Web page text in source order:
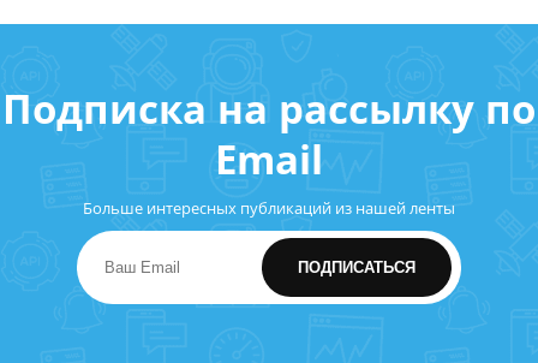
Подписка на рассылку по
Email
Больше интересных публикаций из нашей ленты